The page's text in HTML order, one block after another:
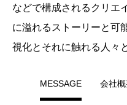
環境や経済エネルギーをどう
TECHNOLOGY
人が減っても大丈夫な仕組み
DESIGN
などで構成されるクリエ
に溢れるストーリーと可
視化とそれに触れる人々
MESSAGE 会社